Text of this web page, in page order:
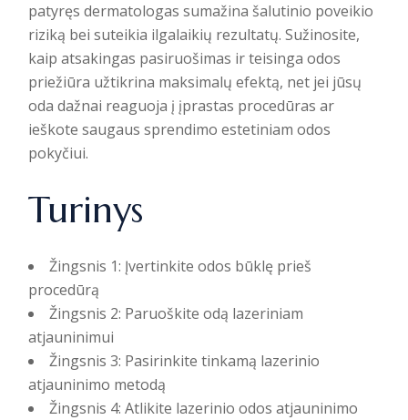
patyręs dermatologas sumažina šalutinio poveikio
riziką bei suteikia ilgalaikių rezultatų. Sužinosite,
kaip atsakingas pasiruošimas ir teisinga odos
priežiūra užtikrina maksimalų efektą, net jei jūsų
oda dažnai reaguoja į įprastas procedūras ar
ieškote saugaus sprendimo estetiniam odos
pokyčiui.
Turinys
Žingsnis 1: Įvertinkite odos būklę prieš
procedūrą
Žingsnis 2: Paruoškite odą lazeriniam
atjauninimui
Žingsnis 3: Pasirinkite tinkamą lazerinio
atjauninimo metodą
Žingsnis 4: Atlikite lazerinio odos atjauninimo